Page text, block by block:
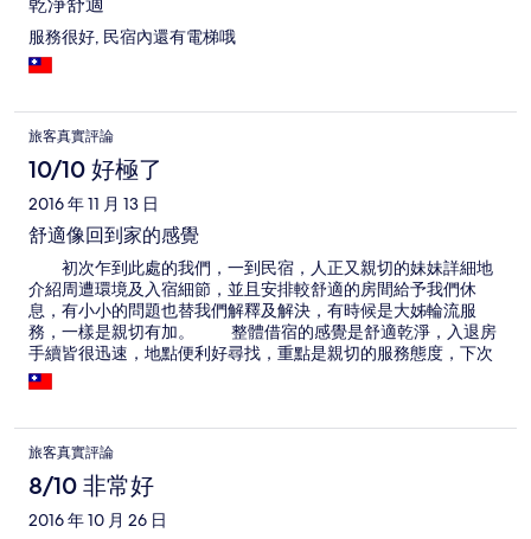
服務很好, 民宿內還有電梯哦
旅客真實評論
10/10 好極了
2016 年 11 月 13 日
舒適像回到家的感覺
初次乍到此處的我們，一到民宿，人正又親切的妹妹詳細地
介紹周遭環境及入宿細節，並且安排較舒適的房間給予我們休
息，有小小的問題也替我們解釋及解決，有時候是大姊輪流服
務，一樣是親切有加。 整體借宿的感覺是舒適乾淨，入退房
手續皆很迅速，地點便利好尋找，重點是親切的服務態度，下次
再到恆春旅行，此處必定為首選。
旅客真實評論
8/10 非常好
2016 年 10 月 26 日